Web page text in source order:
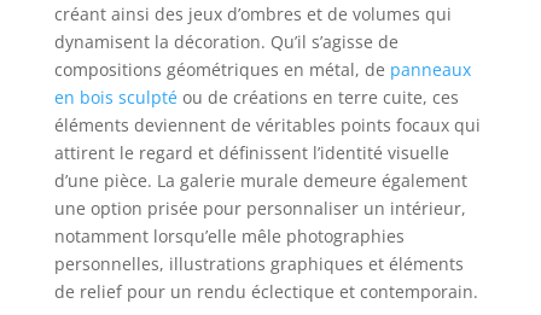
créant ainsi des jeux d’ombres et de volumes qui
dynamisent la décoration. Qu’il s’agisse de
compositions géométriques en métal, de panneaux
en bois sculptéou de créations en terre cuite, ces
éléments deviennent de véritables points focaux qui
attirent le regard et définissent l’identité visuelle
d’une pièce. La galerie murale demeure également
une option prisée pour personnaliser un intérieur,
notamment lorsqu’elle mêle photographies
personnelles, illustrations graphiques et éléments
de relief pour un rendu éclectique et contemporain.